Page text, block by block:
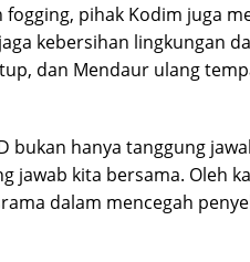
fogging, pihak Kodim juga
kebersihan lingkungan
dan Mendaur ulang
bukan hanya tanggung
jawab kita bersama. Oleh
dalam mencegah